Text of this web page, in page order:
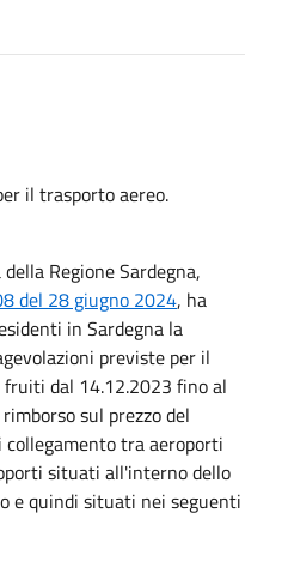
il trasporto aereo.
Regione Sardegna,
del 28 giugno 2024, ha
in Sardegna la
previste per il
dal 14.12.2023 fino al
sul prezzo del
tra aeroporti
situati all'interno dello
e quindi situati nei seguenti